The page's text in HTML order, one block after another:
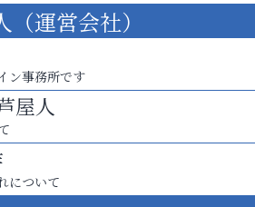
運営会社）
ン事務所です
屋人
について